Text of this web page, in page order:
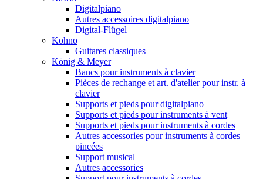
Digitalpiano
Autres accessoires digitalpiano
Digital-Flügel
Kohno
Guitares classiques
König & Meyer
Bancs pour instruments à clavier
Pièces de rechange et art. d'atelier pour instr. à
clavier
Supports et pieds pour digitalpiano
Supports et pieds pour instruments à vent
Supports et pieds pour instruments à cordes
Autres accessories pour instruments à cordes
pincées
Support musical
Autres accessories